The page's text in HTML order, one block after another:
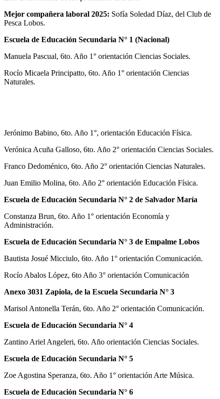
Mejor compañera laboral 2025: Sofía Soledad Díaz, del Club de
Pesca Lobos.
Escuela de Educación Secundaria N° 1 (Nacional)
Manuela Pascual, 6to. Año 1° orientación Ciencias Sociales.
Rocío Micaela Principatto, 6to. Año 1° orientación Ciencias
Naturales.
Jerónimo Babino, 6to. Año 1°, orientación Educación Física.
Verónica Acuña Galloso, 6to. Año 2° orientación Ciencias Sociales.
Franco Dedoménico, 6to. Año 2° orientación Ciencias Naturales.
Juan Emilio Molina, 6to. Año 2° orientación Educación Física.
Escuela de Educación Secundaria N° 2 de Salvador María
Constanza Brun, 6to. Año 1° orientación Economía y
Administración.
Escuela de Educación Secundaria N° 3 de Empalme Lobos
Bautista Josué Micciulo, 6to. Año 1° orientación Comunicación.
Rocío Abalos López, 6to Año 3° orientación Comunicación
Anexo 3031 Zapiola, de la Escuela Secundaria N° 3
Marisol Antonella Terán, 6to. Año 2° orientación Comunicación.
Escuela de Educación Secundaria N° 4
Zantino Ariel Angeleri, 6to. Año orientación Ciencias Sociales.
Escuela de Educación Secundaria N° 5
Zoe Agostina Speranza, 6to. Año 1° orientación Arte Música.
Escuela de Educación Secundaria N° 6